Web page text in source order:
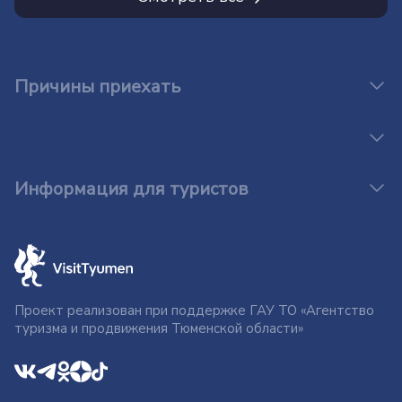
Причины приехать
Информация для туристов
Проект реализован при поддержке ГАУ ТО «Агентство
туризма и продвижения Тюменской области»